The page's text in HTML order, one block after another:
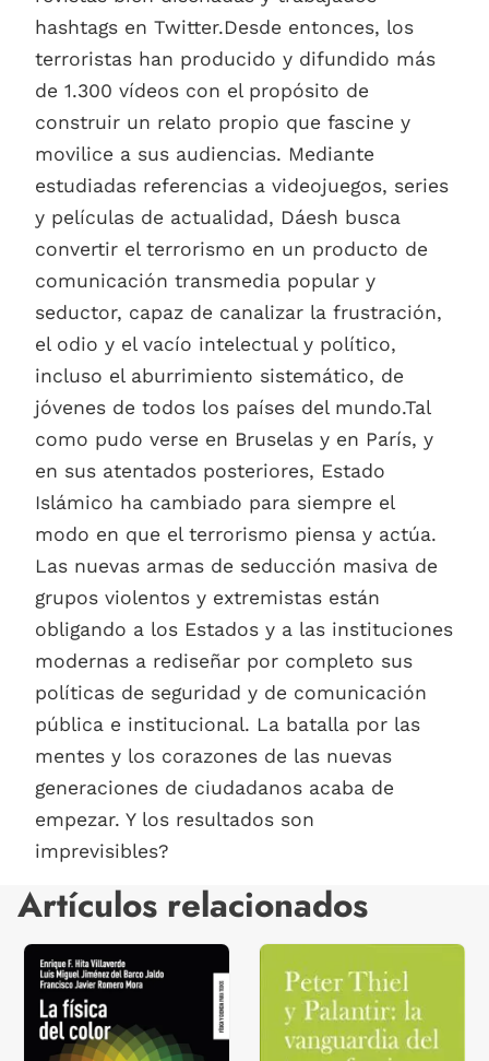
hashtags en Twitter.Desde entonces, los
terroristas han producido y difundido más
de 1.300 vídeos con el propósito de
construir un relato propio que fascine y
movilice a sus audiencias. Mediante
estudiadas referencias a videojuegos, series
y películas de actualidad, Dáesh busca
convertir el terrorismo en un producto de
comunicación transmedia popular y
seductor, capaz de canalizar la frustración,
el odio y el vacío intelectual y político,
incluso el aburrimiento sistemático, de
jóvenes de todos los países del mundo.Tal
como pudo verse en Bruselas y en París, y
en sus atentados posteriores, Estado
Islámico ha cambiado para siempre el
modo en que el terrorismo piensa y actúa.
Las nuevas armas de seducción masiva de
grupos violentos y extremistas están
obligando a los Estados y a las instituciones
modernas a rediseñar por completo sus
políticas de seguridad y de comunicación
pública e institucional. La batalla por las
mentes y los corazones de las nuevas
generaciones de ciudadanos acaba de
empezar. Y los resultados son
imprevisibles?
Artículos relacionados